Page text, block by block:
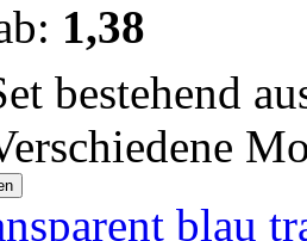
1,38
bestehend